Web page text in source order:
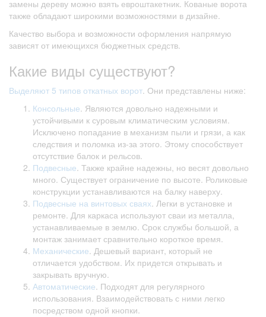
замены дереву можно взять евроштакетник. Кованые ворота
также обладают широкими возможностями в дизайне.
Качество выбора и возможности оформления напрямую
зависят от имеющихся бюджетных средств.
Какие виды существуют?
Выделяют 5 типов откатных ворот. Они представлены ниже:
Консольные. Являются довольно надежными и
устойчивыми к суровым климатическим условиям.
Исключено попадание в механизм пыли и грязи, а как
следствия и поломка из-за этого. Этому способствует
отсутствие балок и рельсов.
Подвесные. Также крайне надежны, но весят довольно
много. Существует ограничение по высоте. Роликовые
конструкции устанавливаются на балку наверху.
Подвесные на винтовых сваях. Легки в установке и
ремонте. Для каркаса используют сваи из металла,
устанавливаемые в землю. Срок службы большой, а
монтаж занимает сравнительно короткое время.
Механические. Дешевый вариант, который не
отличается удобством. Их придется открывать и
закрывать вручную.
Автоматические. Подходят для регулярного
использования. Взаимодействовать с ними легко
посредством одной кнопки.